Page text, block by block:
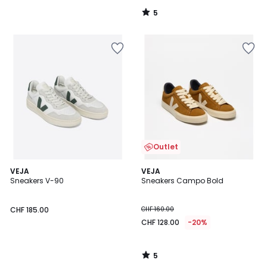
5
/
VEJA
Sneakers V-90
CHF 185.00
Outlet
VEJA
Sneakers Campo Bold
CHF 160.00
CHF 128.00 -20%
5
/
5
/